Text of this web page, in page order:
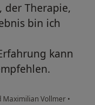
der Therapie,
bin ich
kann
Maximilian Vollmer •